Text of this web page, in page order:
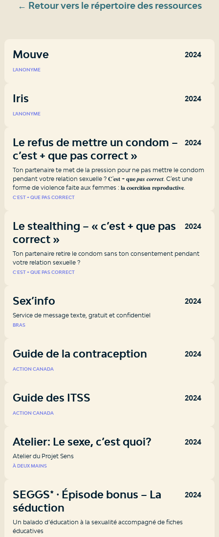
← Retour vers le répertoire des ressources
2024
Mouve
L'ANONYME
2024
Iris
L'ANONYME
2024
Le refus de mettre un condom – «
c’est + que pas correct »
Ton partenaire te met de la pression pour ne pas mettre le condom
pendant votre relation sexuelle ?​ 𝐂'𝐞𝐬𝐭 + 𝐪𝐮𝐞 𝒑𝒂𝒔 𝒄𝒐𝒓𝒓𝒆𝒄𝒕.​ C'est une
forme de violence faite aux femmes : 𝐥𝐚 𝐜𝐨𝐞𝐫𝐜𝐢𝐭𝐢𝐨𝐧 𝐫𝐞𝐩𝐫𝐨𝐝𝐮𝐜𝐭𝐢𝐯𝐞.
C'EST + QUE PAS CORRECT
2024
Le stealthing – « c’est + que pas
correct »
Ton partenaire retire le condom sans ton consentement pendant
votre relation sexuelle ?
C'EST + QUE PAS CORRECT
2024
Sex’info
Service de message texte, gratuit et confidentiel
BRAS
2024
Guide de la contraception
ACTION CANADA
2024
Guide des ITSS
ACTION CANADA
2024
Atelier: Le sexe, c’est quoi?
Atelier du Projet Sens
À DEUX MAINS
2024
SEGGS* ⸱ Épisode bonus – La
séduction
Un balado d’éducation à la sexualité accompagné de fiches
éducatives